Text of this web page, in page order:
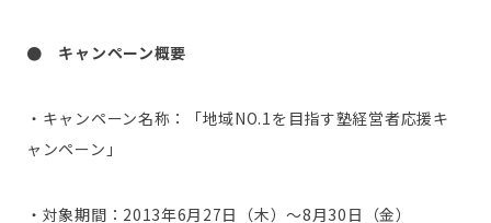
● キャンペーン概要
・キャンペーン名称：「地域NO.1を目指す塾経営者応援キ
ャンペーン」
・対象期間：2013年6月27日（木）～8月30日（金）